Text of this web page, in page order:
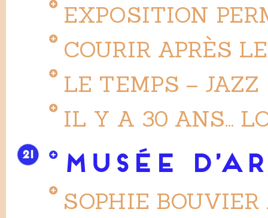
EXPOSITION
COURIR APRÈS
LE TEMPS – JAZZ
IL Y A 30 ANS…
21 MUSÉE
SOPHIE